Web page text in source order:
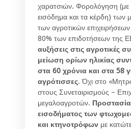
χαρατσιών. Φορολόγηση
εισόδημα και τα κέρδη) των
των αγροτικών
80% των επιδοτήσεων της
αυξήσεις στις αγροτικές
μείωση ορίων ηλικίας
στα 60 χρόνια και στα 58
αγρότισσες. Όχι στο
στους Συνεταιρισμούς –
μεγαλοαγροτών.
εισοδήματος των
και κτηνοτρόφων με